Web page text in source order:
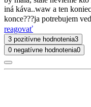
iná káva..waw a ten
konce???ja potrebujem
reagovať
3 pozitívne hodnotenia3
0 negatívne hodnotenia0